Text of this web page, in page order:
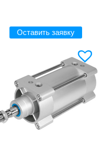
Оставить заявку